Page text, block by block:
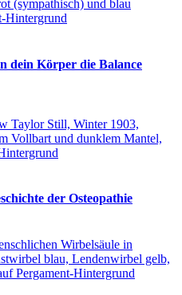
dein Körper die Balance
der Osteopathie